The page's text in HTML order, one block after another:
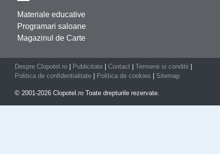
Materiale educative
Programari saloane
Magazinul de Carte
Despre Clopotel.ro Publicitate Contact Termenii si conditii
Politica de confidentialitate
Politica de cookies Sitemap
© 2001-2026 Clopotel.ro Toate drepturile rezervate.